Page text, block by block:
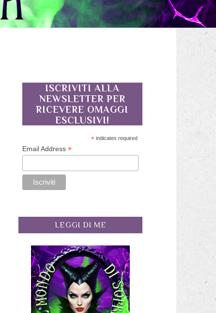
ISCRIVITI ALLA
NEWSLETTER PER
RICEVERE OMAGGI
ESCLUSIVI!
* indicates required
Email Address *
LEGGI DI ME